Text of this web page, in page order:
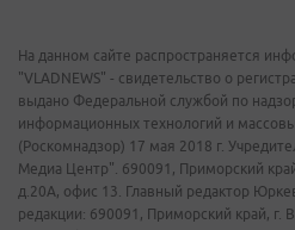
На данном сайте распространяется
"VLADNEWS" - свидетельство о
выдано Федеральной службой по
информационных технологий и
(Роскомнадзор) 17 мая 2018 г.
Медиа Центр". 690091, Приморский
д.20А, офис 13. Главный редактор
редакции: 690091, Приморский край, г.